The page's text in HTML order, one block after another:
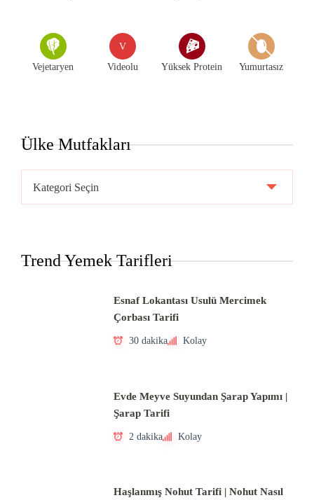
Vejetaryen
V
Videolu Yüksek Protein Yumurtasız
Ülke Mutfakları
Mutfakları
Trend Yemek Tarifleri
Esnaf Lokantası Usulü Mercimek
Çorbası Tarifi
30 dakika Kolay
Evde Meyve Suyundan Şarap Yapımı |
Şarap Tarifi
2 dakika Kolay
Haşlanmış Nohut Tarifi | Nohut Nasıl